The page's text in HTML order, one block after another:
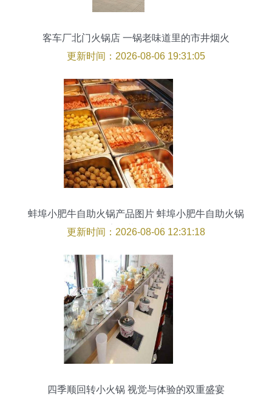
客车厂北门火锅店 一锅老味道里的市井烟火
更新时间：2026-08-06 19:31:05
蚌埠小肥牛自助火锅产品图片 蚌埠小肥牛自助火锅
店铺装修图片
更新时间：2026-08-06 12:31:18
四季顺回转小火锅 视觉与体验的双重盛宴